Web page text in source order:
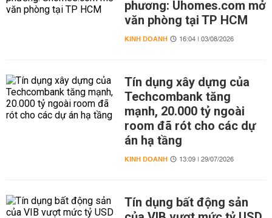
phương: Uhomes.com mở
văn phòng tại TP HCM
KINH DOANH 16:04 | 03/08/2026
Tín dụng xây dựng của
Techcombank tăng
mạnh, 20.000 tỷ ngoài
room đã rót cho các dự
án hạ tầng
KINH DOANH 13:09 | 29/07/2026
Tín dụng bất động sản